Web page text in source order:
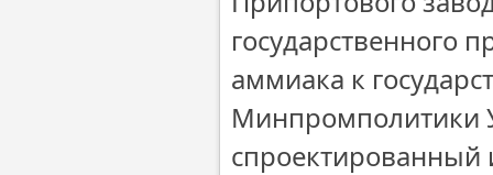
государственного
аммиака к
Минпромполитики
спроектированный